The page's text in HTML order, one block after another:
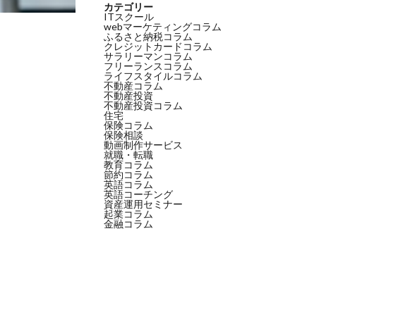
カテゴリー
ITスクール
webマーケティングコラム
ふるさと納税コラム
クレジットカードコラム
サラリーマンコラム
フリーランスコラム
ライフスタイルコラム
不動産コラム
不動産投資
不動産投資コラム
住宅
保険コラム
保険相談
動画制作サービス
就職・転職
教育コラム
節約コラム
英語コラム
英語コーチング
資産運用セミナー
起業コラム
金融コラム